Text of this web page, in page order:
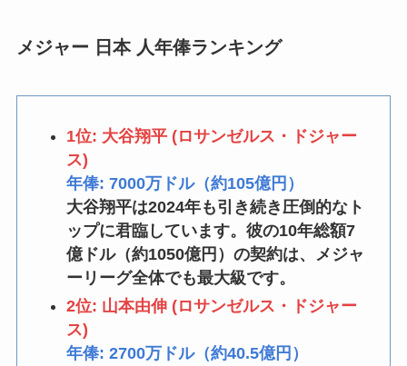
メジャー 日本 人年俸ランキング
1位: 大谷翔平 (ロサンゼルス・ドジャー
ス)
年俸: 7000万ドル（約105億円）
大谷翔平は2024年も引き続き圧倒的なト
ップに君臨しています。彼の10年総額7
億ドル（約1050億円）の契約は、メジャ
ーリーグ全体でも最大級です。
2位: 山本由伸 (ロサンゼルス・ドジャー
ス)
年俸: 2700万ドル（約40.5億円）